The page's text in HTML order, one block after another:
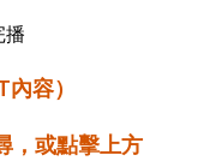
播
容）
，或點擊上方